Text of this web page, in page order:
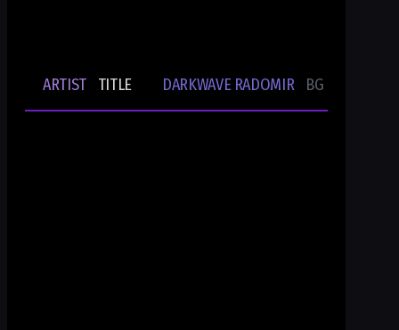
ARTIST- TITLE DARKWAVE RADOMIR BG